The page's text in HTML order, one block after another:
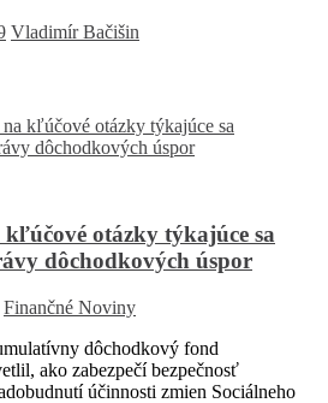
Vladimír Bačišin
otázky týkajúce sa
dôchodkových úspor
Finančné Noviny
dôchodkový fond
ako zabezpečí bezpečnosť
účinnosti zmien Sociálneho